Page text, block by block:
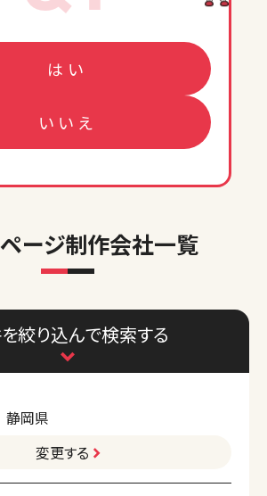
はい
いいえ
ージ制作会社一覧
絞り込んで検索する
静岡県
変更する